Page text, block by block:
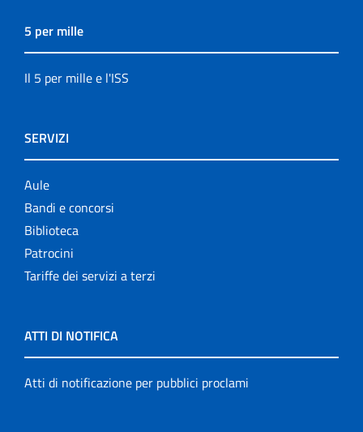
5 per mille
Il 5 per mille e l'ISS
SERVIZI
Aule
Bandi e concorsi
Biblioteca
Patrocini
Tariffe dei servizi a terzi
ATTI DI NOTIFICA
Atti di notificazione per pubblici proclami